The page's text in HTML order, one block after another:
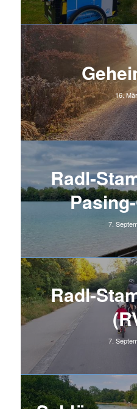
16.
Radl-
7.
Radl-
7.